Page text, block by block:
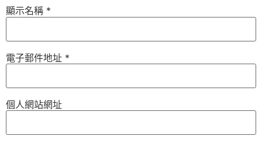
顯示名稱 *
電子郵件地址 *
個人網站網址